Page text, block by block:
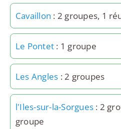
Cavaillon : 2 groupes, 1
Le Pontet : 1 groupe
Les Angles : 2 groupes
l'Iles-sur-la-Sorgues : 2
groupe